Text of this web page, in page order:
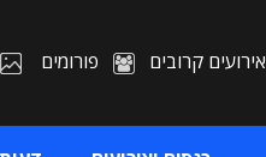
אירועים קרובים פורומים